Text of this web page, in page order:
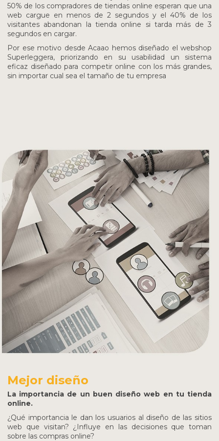
50% de los compradores de tiendas online esperan que una
web cargue en menos de 2 segundos y el 40% de los
visitantes abandonan la tienda online si tarda más de 3
segundos en cargar.
Por ese motivo desde Acaao hemos diseñado el webshop
Superleggera, priorizando en su usabilidad un sistema
eficaz diseñado para competir online con los más grandes,
sin importar cual sea el tamaño de tu empresa
Mejor diseño
La importancia de un buen diseño web en tu tienda
online.
¿Qué importancia le dan los usuarios al diseño de las sitios
web que visitan? ¿Influye en las decisiones que toman
sobre las compras online?